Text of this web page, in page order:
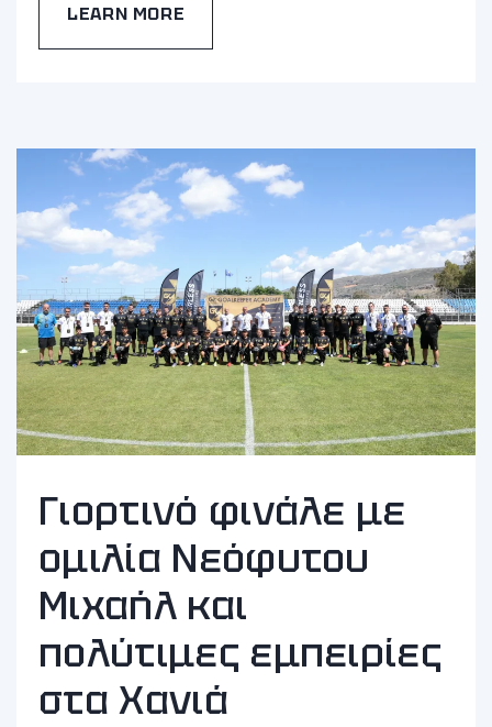
LEARN MORE
Γιορτινό φινάλε με
ομιλία Νεόφυτου
Μιχαήλ και
πολύτιμες εμπειρίες
στα Χανιά